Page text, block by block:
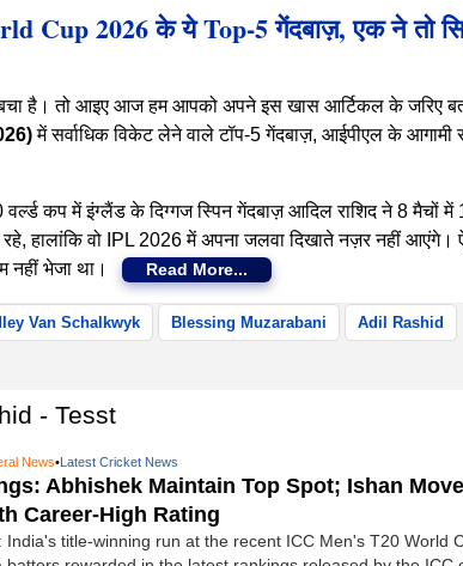
Cup 2026 के ये Top-5 गेंदबाज़, एक ने तो
है। तो आइए आज हम आपको अपने इस खास आर्टिकल के जरिए
में सर्वाधिक विकेट लेने वाले टॉप-5 गेंदबाज़, आईपीएल के आगामी
कप में इंग्लैंड के दिग्गज स्पिन गेंदबाज़ आदिल राशिद ने 8 मैचों में
हालांकि वो IPL 2026 में अपना जलवा दिखाते नज़र नहीं आएंगे।
नहीं भेजा था।
Read More...
Van Schalkwyk Blessing Muzarabani Adil Rashid
- Tesst
News•Latest Cricket News
Abhishek Maintain Top Spot; Ishan
Career-High Rating
India's title-winning run at the recent ICC Men's T20 World